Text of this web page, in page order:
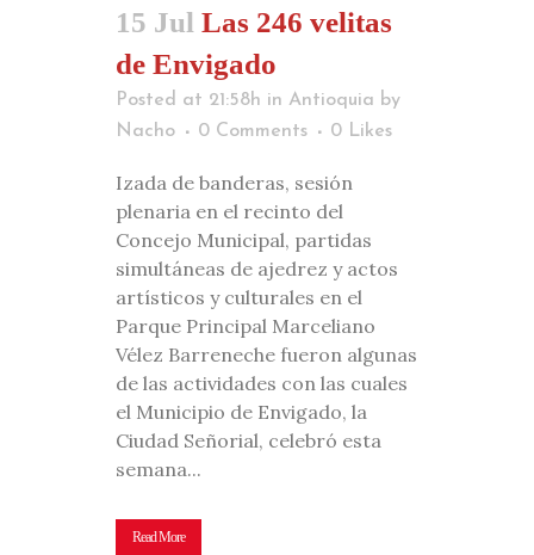
15 Jul Las 246 velitas
de Envigado
Posted at 21:58h in Antioquia by
Nacho
0 Comments 0 Likes
Izada de banderas, sesión
plenaria en el recinto del
Concejo Municipal, partidas
simultáneas de ajedrez y actos
artísticos y culturales en el
Parque Principal Marceliano
Vélez Barreneche fueron algunas
de las actividades con las cuales
el Municipio de Envigado, la
Ciudad Señorial, celebró esta
semana...
Read More